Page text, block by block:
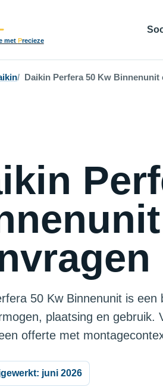
met Precieze
Daikin Perfera 50 Kw Binnenunit
50 Kw Binnenunit is
plaatsing en gebruik.
offerte met
juni 2026